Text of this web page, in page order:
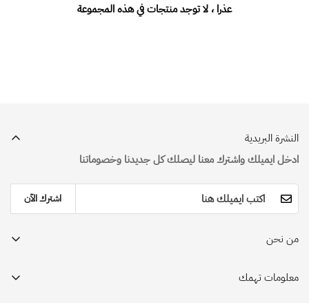
عذرا ، لا توجد منتجات في هذه المجموعة
النشرة البريدية
ادخل ايميلك واشترك معنا ليصلك كل جديدنا وخصوماتنا
اشترك الآن
من نحن
مختلفة وممتعة. نوفر لكم أفضل الماركات العالمية في صناعة الملابس
معلومات تهمك